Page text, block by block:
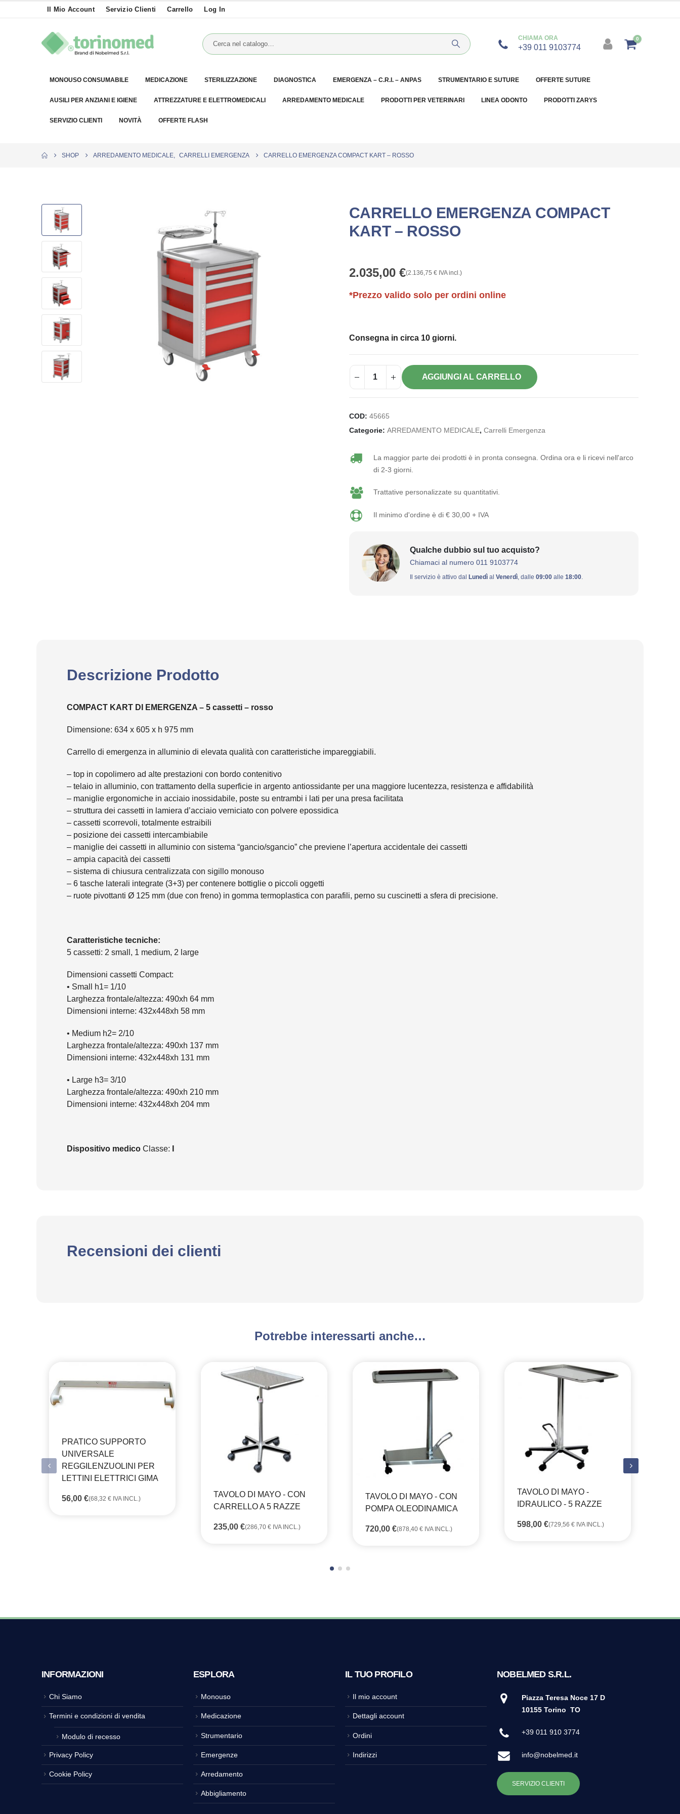
Il Mio Account Servizio Clienti Carrello Log In
CHIAMA ORA
+39 011 9103774
0
MONOUSO CONSUMABILE MEDICAZIONE STERILIZZAZIONE DIAGNOSTICA EMERGENZA – C.R.I. – ANPAS STRUMENTARIO E SUTURE OFFERTE SUTURE
AUSILI PER ANZIANI E IGIENE ATTREZZATURE E ELETTROMEDICALI ARREDAMENTO MEDICALE PRODOTTI PER VETERINARI LINEA ODONTO PRODOTTI ZARYS
SERVIZIO CLIENTI NOVITÀ OFFERTE FLASH
SHOP ARREDAMENTO MEDICALE CARRELLI EMERGENZA CARRELLO EMERGENZA COMPACT KART – ROSSO
CARRELLO EMERGENZA COMPACT
KART – ROSSO
2.035,00 €(2.136,75 €IVA incl.)
*Prezzo valido solo per ordini online
Consegna in circa 10 giorni.
AGGIUNGI AL CARRELLO
COD: 45665
Categorie: ARREDAMENTO MEDICALE, Carrelli Emergenza
La maggior parte dei prodotti è in pronta consegna. Ordina ora e li ricevi nell'arco
di 2-3 giorni.
Trattative personalizzate su quantitativi.
Il minimo d'ordine è di € 30,00 + IVA
Qualche dubbio sul tuo acquisto?
Chiamaci al numero 011 9103774
Il servizio è attivo dal Lunedìal Venerdì, dalle 09:00alle 18:00.
Descrizione Prodotto
COMPACT KART DI EMERGENZA – 5 cassetti – rosso
Dimensione: 634 x 605 x h 975 mm
Carrello di emergenza in alluminio di elevata qualità con caratteristiche impareggiabili.
– top in copolimero ad alte prestazioni con bordo contenitivo
– telaio in alluminio, con trattamento della superficie in argento antiossidante per una maggiore lucentezza, resistenza e affidabilità
– maniglie ergonomiche in acciaio inossidabile, poste su entrambi i lati per una presa facilitata
– struttura dei cassetti in lamiera d’acciaio verniciato con polvere epossidica
– cassetti scorrevoli, totalmente estraibili
– posizione dei cassetti intercambiabile
– maniglie dei cassetti in alluminio con sistema “gancio/sgancio” che previene l’apertura accidentale dei cassetti
– ampia capacità dei cassetti
– sistema di chiusura centralizzata con sigillo monouso
– 6 tasche laterali integrate (3+3) per contenere bottiglie o piccoli oggetti
– ruote pivottanti Ø 125 mm (due con freno) in gomma termoplastica con parafili, perno su cuscinetti a sfera di precisione.
Caratteristiche tecniche:
5 cassetti: 2 small, 1 medium, 2 large
Dimensioni cassetti Compact:
• Small h1= 1/10
Larghezza frontale/altezza: 490xh 64 mm
Dimensioni interne: 432x448xh 58 mm
• Medium h2= 2/10
Larghezza frontale/altezza: 490xh 137 mm
Dimensioni interne: 432x448xh 131 mm
• Large h3= 3/10
Larghezza frontale/altezza: 490xh 210 mm
Dimensioni interne: 432x448xh 204 mm
Dispositivo medico Classe:
Recensioni dei clienti
Potrebbe interessarti anche…
PRATICO SUPPORTO
UNIVERSALE
REGGILENZUOLINI PER
LETTINI ELETTRICI GIMA
56,00 €(68,32 € IVA INCL.)
TAVOLO DI MAYO - CON
CARRELLO A 5 RAZZE
235,00 €(286,70 € IVA INCL.)
TAVOLO DI MAYO - CON
POMPA OLEODINAMICA
720,00 €(878,40 € IVA INCL.)
TAVOLO DI MAYO -
IDRAULICO - 5 RAZZE
598,00 €(729,56 € IVA INCL.)
INFORMAZIONI
Chi Siamo
Termini e condizioni di vendita
Modulo di recesso
Privacy Policy
Cookie Policy
ESPLORA
Monouso
Medicazione
Strumentario
Emergenze
Arredamento
Abbigliamento
IL TUO PROFILO
Il mio account
Dettagli account
Ordini
Indirizzi
NOBELMED S.R.L.
Piazza Teresa Noce 17 D
10155 Torino TO
+39 011 910 3774
info@nobelmed.it
SERVIZIO CLIENTI